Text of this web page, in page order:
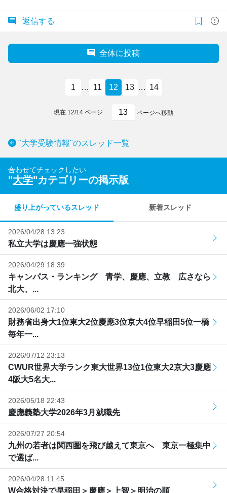
返信する
全体に投稿
1 … 11 12 13 … 14
現在 12/14 ページ ページへ移動
"大学受験情報"のスレッド一覧
合わせてチェックしたい
"大学"カテゴリーの掲示版
盛り上がっているスレッド 新着スレッド
2026/04/28 13:23
私立大学は慶應一強状態
2026/04/29 18:39
キャンパス・ランキング 青学、慶應、立教 広さなら
北大、...
2026/06/02 17:10
財務省出身大1位東大2位慶應3位京大4位早稲田5位一橋
毎年一...
2026/07/12 23:13
CWUR世界大学ランク東大世界13位1位東大2京大3慶應
4阪大5名大...
2026/05/18 22:43
慶應義塾大学2026年3月就職先
2026/07/27 20:54
九州の若者は関西圏を飛び越えて東京へ 東京一極集中
で選ば...
2026/04/28 11:45
W合格対決で早稲田＞慶應＞上智＞明治の順